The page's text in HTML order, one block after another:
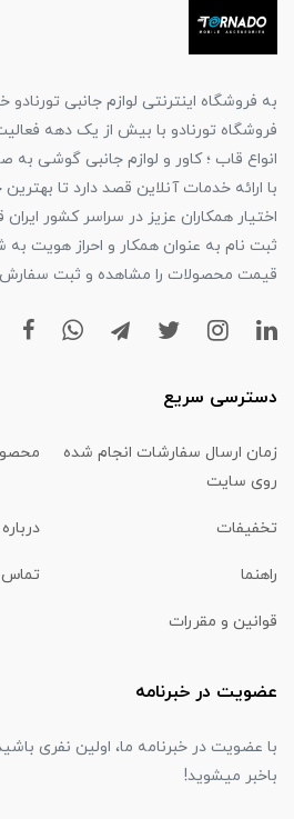
به فروشگاه اینترنتی لوازم جانبی
فروشگاه تورنادو با بیش از یک دهه
انواع قاب ؛ کاور و لوازم جانبی گوشی به
با ارائه خدمات آنلاین قصد دارد تا
اختیار همکاران عزیز در سراسر کشور ایران
قیمت محصولات را مشاهده و ثبت سفارش
دسترسی سریع
زمان ارسال سفارشات انجام شده
روی سایت
تخفیفات
راهنما تماس
قوانین و مقررات
عضویت در خبرنامه
با عضویت در خبرنامه ما، اولین نفری
باخبر میشوید!